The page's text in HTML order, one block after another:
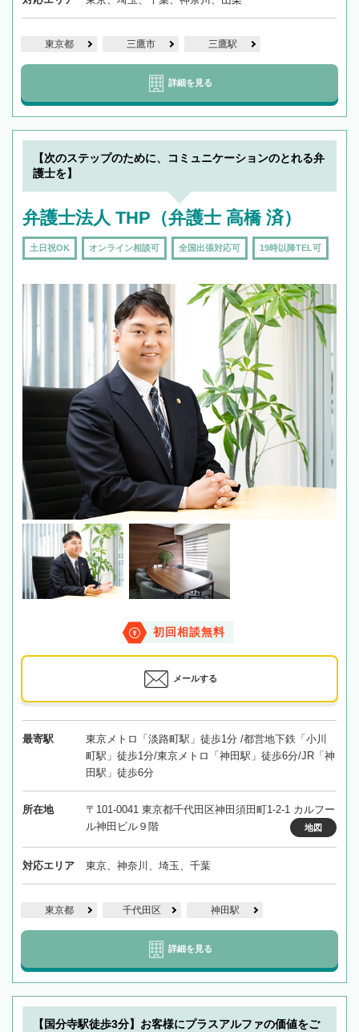
東京都 三鷹市 三鷹駅
詳細を見る
【次のステップのために、コミュニケーションのとれる弁
護士を】
弁護士法人 THP（弁護士 高橋 済）
土日祝OK オンライン相談可 全国出張対応可 19時以降TEL可
初回相談無料
メールする
最寄駅
東京メトロ「淡路町駅」徒歩1分 /都営地下鉄「小川
町駅」徒歩1分/東京メトロ「神田駅」徒歩6分/JR「神
田駅」徒歩6分
所在地
〒101-0041 東京都千代田区神田須田町1-2-1 カルフー
ル神田ビル９階
地図
対応エリア 東京、神奈川、埼玉、千葉
東京都 千代田区 神田駅
詳細を見る
【国分寺駅徒歩3分】お客様にプラスアルファの価値をご